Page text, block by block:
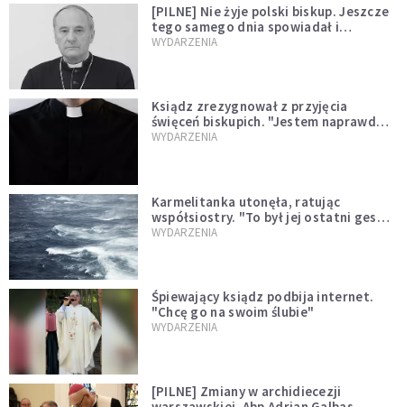
[PILNE] Nie żyje polski biskup. Jeszcze
tego samego dnia spowiadał i
sprawował Mszę świętą
WYDARZENIA
Ksiądz zrezygnował z przyjęcia
święceń biskupich. "Jestem naprawdę
niegodny"
WYDARZENIA
Karmelitanka utonęła, ratując
współsiostry. "To był jej ostatni gest
miłości"
WYDARZENIA
Śpiewający ksiądz podbija internet.
"Chcę go na swoim ślubie"
WYDARZENIA
[PILNE] Zmiany w archidiecezji